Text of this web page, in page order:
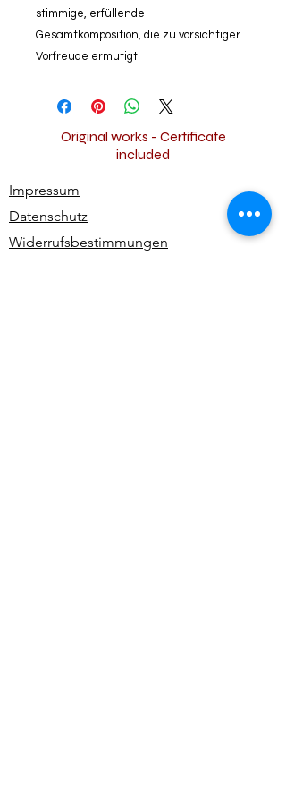
stimmige, erfüllende
Gesamtkomposition, die zu vorsichtiger
Vorfreude ermutigt.
Original works - Certificate
included
Impressum
Datenschutz
Widerrufsbestimmungen